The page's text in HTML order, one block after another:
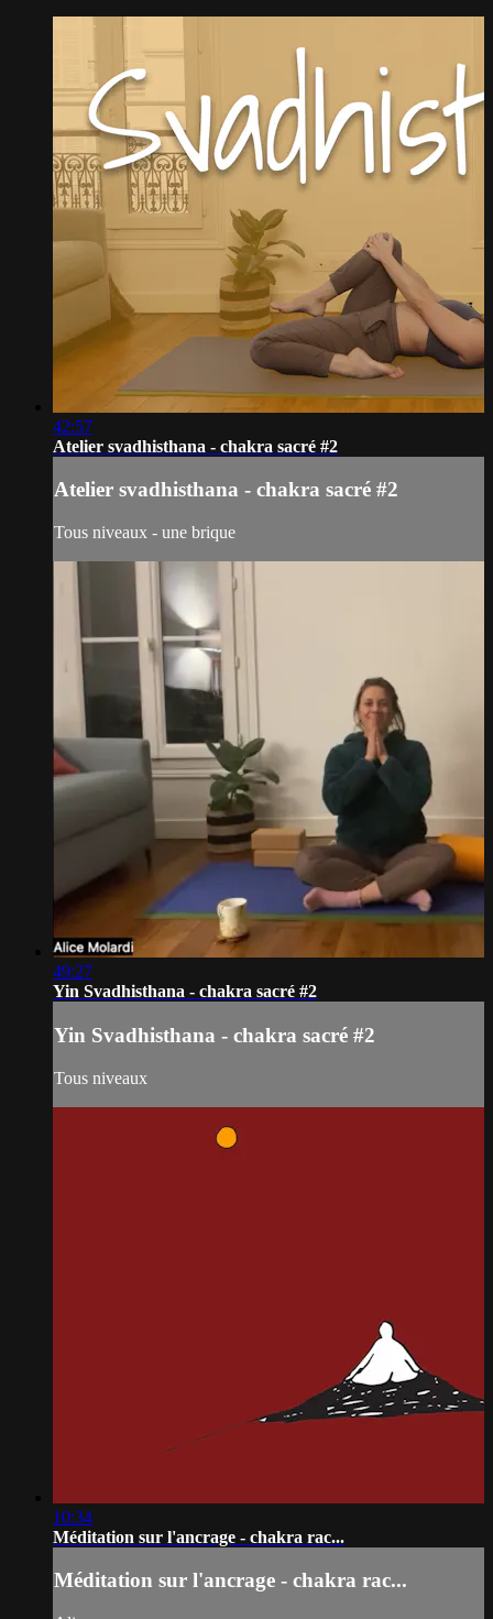
42:57
Atelier svadhisthana - chakra sacré #2
Atelier svadhisthana - chakra sacré #2
Tous niveaux - une brique
49:27
Yin Svadhisthana - chakra sacré #2
Yin Svadhisthana - chakra sacré #2
Tous niveaux
10:34
Méditation sur l'ancrage - chakra rac...
Méditation sur l'ancrage - chakra rac...